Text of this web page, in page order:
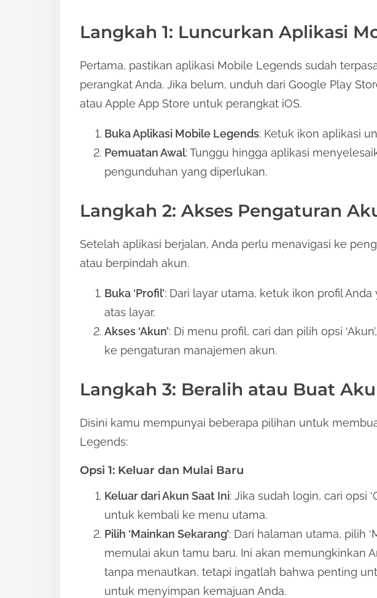
Langkah 1: Luncurkan Aplikasi
Pertama, pastikan aplikasi Mobile Legends sudah
perangkat Anda. Jika belum, unduh dari Google Play
atau Apple App Store untuk perangkat iOS.
Buka Aplikasi Mobile Legends: Ketuk ikon aplikasi
Pemuatan Awal: Tunggu hingga aplikasi
pengunduhan yang diperlukan.
Langkah 2: Akses Pengaturan
Setelah aplikasi berjalan, Anda perlu menavigasi ke
atau berpindah akun.
Buka ‘Profil’: Dari layar utama, ketuk ikon profil
atas layar.
Akses ‘Akun’: Di menu profil, cari dan pilih opsi
ke pengaturan manajemen akun.
Langkah 3: Beralih atau Buat
Disini kamu mempunyai beberapa pilihan untuk
Legends:
Opsi 1: Keluar dan Mulai Baru
Keluar dari Akun Saat Ini: Jika sudah login, cari opsi
untuk kembali ke menu utama.
Pilih ‘Mainkan Sekarang’: Dari halaman utama, pilih
memulai akun tamu baru. Ini akan memungkinkan
tanpa menautkan, tetapi ingatlah bahwa penting
untuk menyimpan kemajuan Anda.